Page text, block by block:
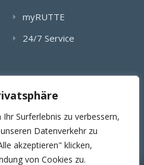
Surferlebnis zu verbessern,
Datenverkehr zu
akzeptieren" klicken,
von Cookies zu.
myRUTTE
24/7 Service
Inhalten und Videos bedarf
der RUTTE Sicherungstechnik